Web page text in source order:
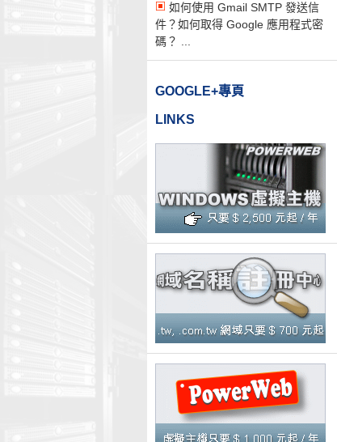
如何使用 Gmail SMTP 發送信
件？如何取得 Google 應用程式密
碼？ ...
GOOGLE+專頁
LINKS